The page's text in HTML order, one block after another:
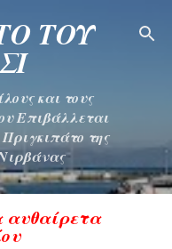
ΤΟΥ
και τους
Επιβάλλεται
της
αυθαίρετα